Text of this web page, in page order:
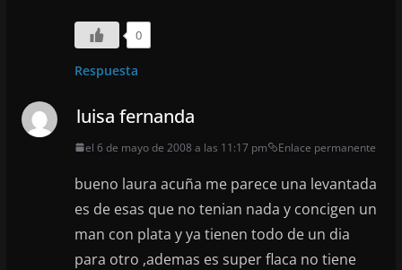
0
Respuesta
luisa fernanda
el 6 de mayo de 2008 a las 11:17 pm Enlace permanente
bueno laura acuña me parece una levantada
es de esas que no tenian nada y concigen un
man con plata y ya tienen todo de un dia
para otro ,ademas es super flaca no tiene